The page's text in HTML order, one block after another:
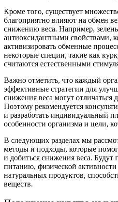
Кроме того, существует
благоприятно влияют на обмен
снижению веса. Например,
антиоксидантными свойствами,
активизировать обменные
некоторые специи, такие как
считаются естественными
Важно отметить, что каждый
эффективные стратегии для
снижения веса могут отличаться
Поэтому рекомендуется
и разработать индивидуальный
особенности организма и цели,
В следующих разделах мы
методы и подходы, которые
и добиться снижения веса. Будут
питанию, физической
натуральных продуктов,
веществ.